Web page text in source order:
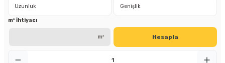
m² İhtiyacı
m² Hesapla